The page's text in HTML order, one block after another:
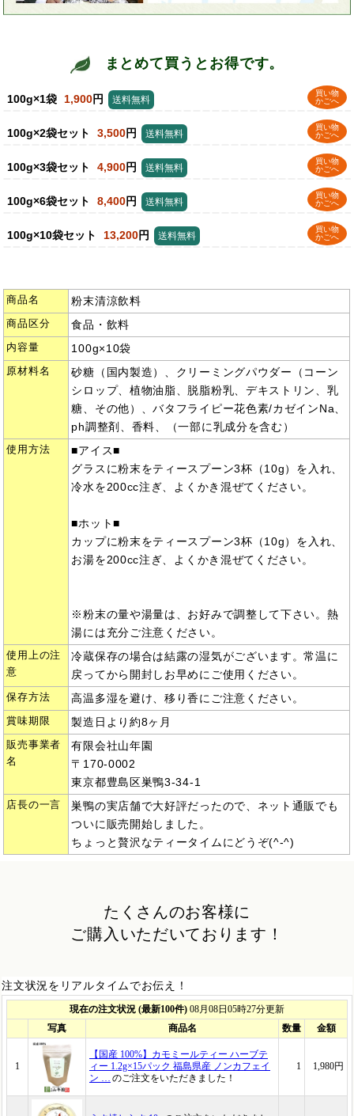
まとめて買うとお得です。
100g×1袋 1,900円
買い物
かごへ
送料無料
100g×2袋セット 3,500円
買い物
かごへ
送料無料
100g×3袋セット 4,900円
買い物
かごへ
送料無料
100g×6袋セット 8,400円
買い物
かごへ
送料無料
100g×10袋セット 13,200円
買い物
かごへ
送料無料
商品名 粉末清涼飲料
商品区分 食品・飲料
内容量 100g×10袋
原材料名
砂糖（国内製造）、クリーミングパウダー（コーン
シロップ、植物油脂、脱脂粉乳、デキストリン、乳
糖、その他）、バタフライピー花色素/カゼインNa、
ph調整剤、香料、（一部に乳成分を含む）
使用方法
■アイス■
グラスに粉末をティースプーン3杯（10g）を入れ、
冷水を200cc注ぎ、よくかき混ぜてください。
■ホット■
カップに粉末をティースプーン3杯（10g）を入れ、
お湯を200cc注ぎ、よくかき混ぜてください。
※粉末の量や湯量は、お好みで調整して下さい。熱
湯には充分ご注意ください。
使用上の注
意
冷蔵保存の場合は結露の湿気がございます。常温に
戻ってから開封しお早めにご使用ください。
保存方法 高温多湿を避け、移り香にご注意ください。
賞味期限 製造日より約8ヶ月
販売事業者
名
有限会社山年園
〒170-0002
東京都豊島区巣鴨3-34-1
店長の一言
巣鴨の実店舗で大好評だったので、ネット通販でも
ついに販売開始しました。
ちょっと贅沢なティータイムにどうぞ(^-^)
たくさんのお客様に
ご購入いただいております！
注文状況をリアルタイムでお伝え！